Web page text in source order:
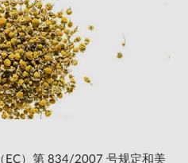
EC）第 834/2007 号规定和美